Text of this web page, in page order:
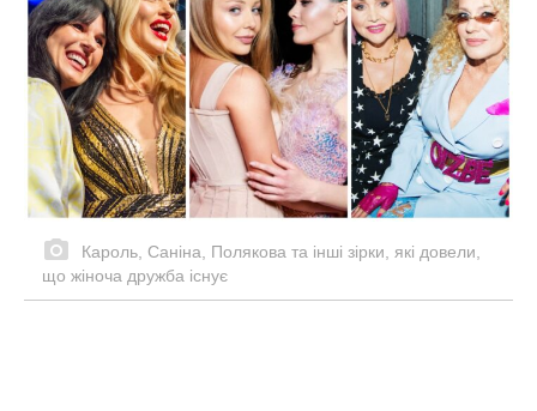
Кароль, Саніна, Полякова та інші зірки, які довели,
що жіноча дружба існує